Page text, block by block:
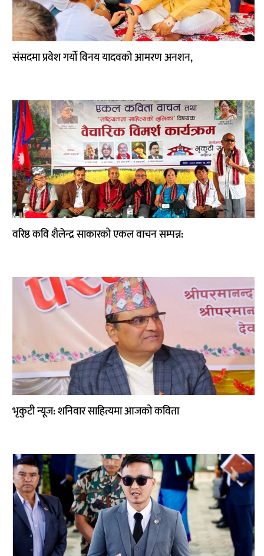
संसदमा प्रवेश गर्यो विनय यादवको आमरण अनशन,
वरिष्ठ कवि शैलेन्द्र साकारको एकल वाचन सम्पन्न:
भृकुटी न्यूज: शनिवार साहित्यमा आजको कविता